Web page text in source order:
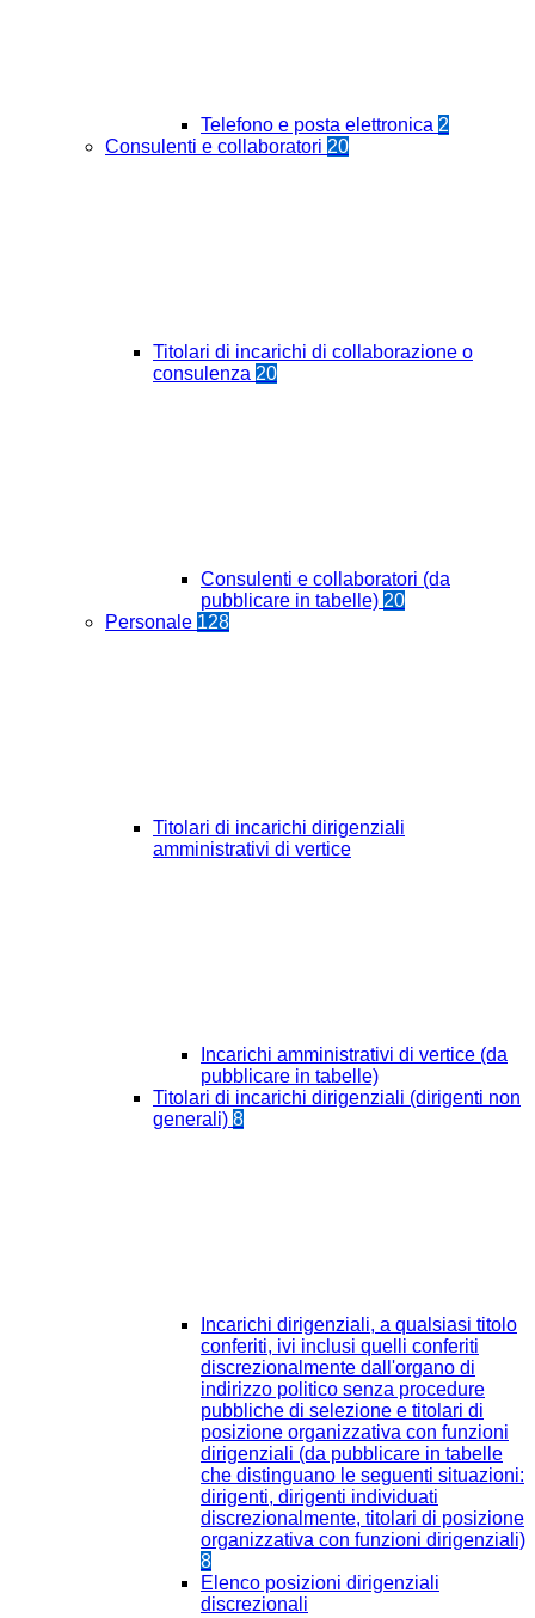
Telefono e posta elettronica 2
Consulenti e collaboratori 20
Titolari di incarichi di collaborazione o
consulenza 20
Consulenti e collaboratori (da
pubblicare in tabelle) 20
Personale 128
Titolari di incarichi dirigenziali
amministrativi di vertice
Incarichi amministrativi di vertice (da
pubblicare in tabelle)
Titolari di incarichi dirigenziali (dirigenti non
generali) 8
Incarichi dirigenziali, a qualsiasi titolo
conferiti, ivi inclusi quelli conferiti
discrezionalmente dall'organo di
indirizzo politico senza procedure
pubbliche di selezione e titolari di
posizione organizzativa con funzioni
dirigenziali (da pubblicare in tabelle
che distinguano le seguenti situazioni:
dirigenti, dirigenti individuati
discrezionalmente, titolari di posizione
organizzativa con funzioni dirigenziali)
8
Elenco posizioni dirigenziali
discrezionali